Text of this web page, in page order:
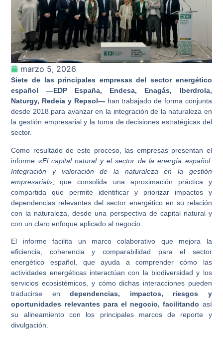
marzo 5, 2026
Siete de las principales empresas del sector energético
español —EDP España, Endesa, Enagás, Iberdrola,
Naturgy, Redeia y Repsol— han trabajado de forma conjunta
desde 2018 para avanzar en la integración de la naturaleza en
la gestión empresarial y la toma de decisiones estratégicas del
sector.
Como resultado de este proceso, las empresas presentan el
informe «El capital natural y el sector de la energía español.
Integración y valoración de la naturaleza en la gestión
empresarial» , que consolida una aproximación práctica y
compartida que permite identificar y priorizar impactos y
dependencias relevantes del sector energético en su relación
con la naturaleza, desde una perspectiva de capital natural y
con un claro enfoque aplicado al negocio.
El informe facilita un marco colaborativo que mejora la
eficiencia, coherencia y comparabilidad para el sector
energético español, que ayuda a comprender cómo las
actividades energéticas interactúan con la biodiversidad y los
servicios ecosistémicos, y cómo dichas interacciones pueden
traducirse endependencias, impactos, riesgos y
oportunidades relevantes para el negocio, facilitando así
su alineamiento con los principales marcos de reporte y
divulgación.